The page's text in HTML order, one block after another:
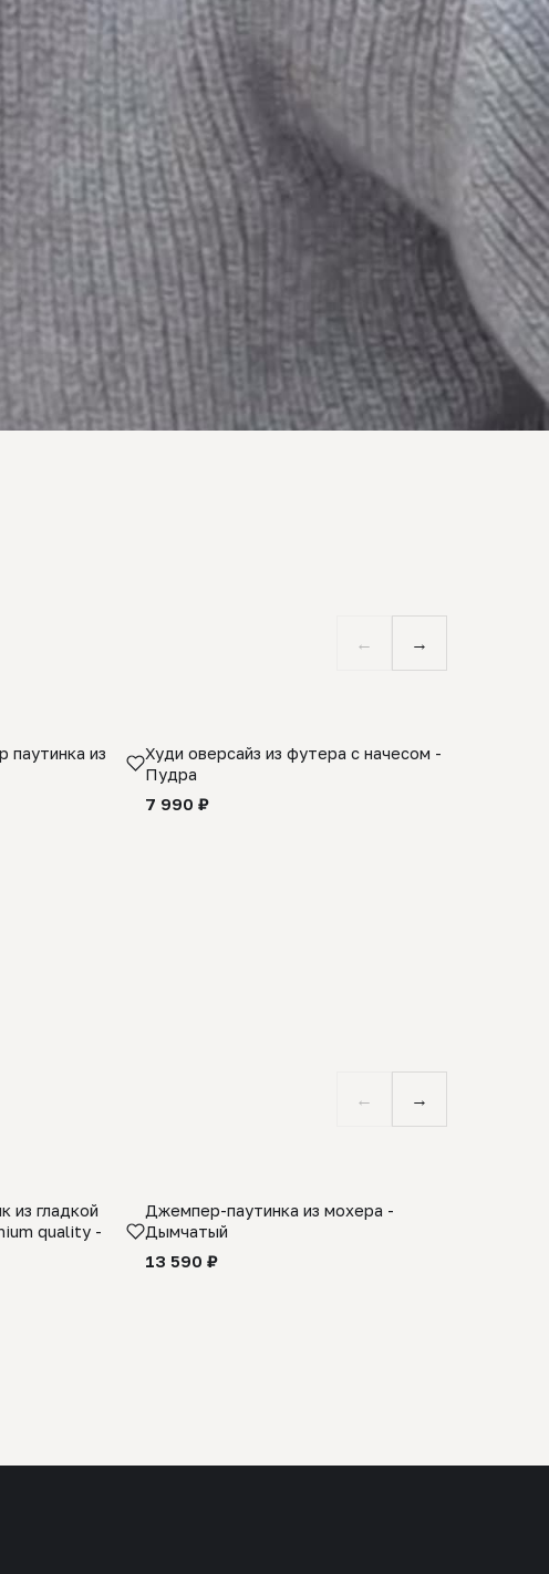
← →
паутинка из
Худи оверсайз из футера с начесом -
Пудра
7 990 ₽
← →
из гладкой
quality -
Джемпер-паутинка из мохера -
Дымчатый
13 590 ₽